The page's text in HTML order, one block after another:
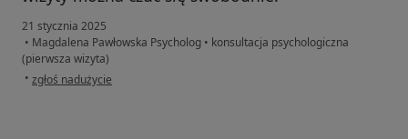
21 stycznia 2025
• Magdalena Pawłowska Psycholog • konsultacja psychologiczna
(pierwsza wizyta)
• w opinii użytkownika Urszula
zgłoś nadużycie